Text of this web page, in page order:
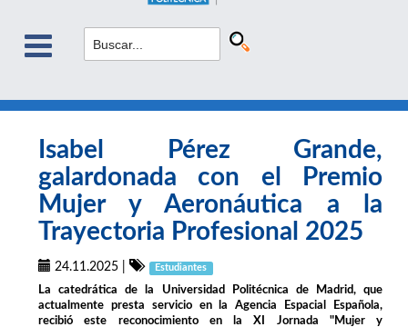
Isabel Pérez Grande,
galardonada con el Premio
Mujer y Aeronáutica a la
Trayectoria Profesional 2025
24.11.2025 Estudiantes
La catedrática de la Universidad Politécnica de Madrid, que
actualmente presta servicio en la Agencia Espacial Española,
recibió este reconocimiento en la XI Jornada "Mujer y